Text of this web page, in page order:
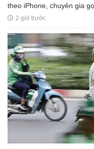
theo iPhone, chuyên gia
2 giờ trước